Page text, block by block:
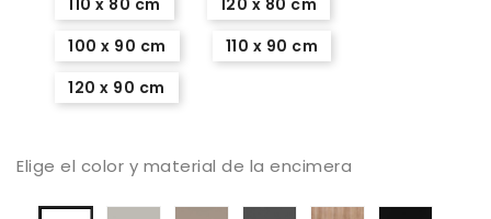
100 x 90 cm
110 x 90 cm
120 x 90 cm
Elige el color y material de la encimera